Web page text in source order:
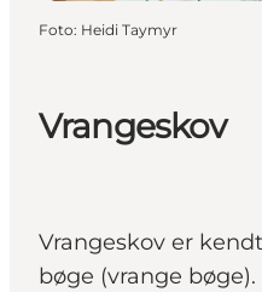
Vrangeskov
Vrangeskov er
bøge (vrange bøge).
Foto: Heidi Taymyr